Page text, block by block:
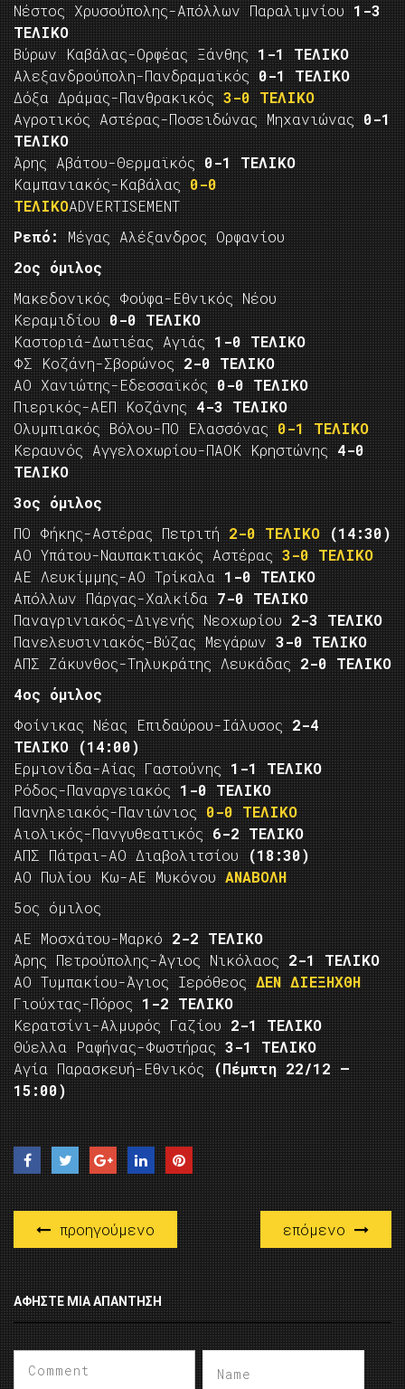
Νέστος Χρυσούπολης-Απόλλων Παραλιμνίου 1-3
ΤΕΛΙΚΟ
Βύρων Καβάλας-Ορφέας Ξάνθης 1-1 ΤΕΛΙΚΟ
Αλεξανδρούπολη-Πανδραμαϊκός 0-1 ΤΕΛΙΚΟ
Δόξα Δράμας-Πανθρακικός 3-0 ΤΕΛΙΚΟ
Αγροτικός Αστέρας-Ποσειδώνας Μηχανιώνας 0-1
ΤΕΛΙΚΟ
Άρης Αβάτου-Θερμαϊκός 0-1 ΤΕΛΙΚΟ
Καμπανιακός-Καβάλας 0-0
ΤΕΛΙΚΟADVERTISEMENT
Ρεπό: Μέγας Αλέξανδρος Ορφανίου
2ος όμιλος
Μακεδονικός Φούφα-Εθνικός Νέου
Κεραμιδίου 0-0 ΤΕΛΙΚΟ
Καστοριά-Δωτιέας Αγιάς 1-0 ΤΕΛΙΚΟ
ΦΣ Κοζάνη-Σβορώνος 2-0 ΤΕΛΙΚΟ
ΑΟ Χανιώτης-Εδεσσαϊκός 0-0 ΤΕΛΙΚΟ
Πιερικός-ΑΕΠ Κοζάνης 4-3 ΤΕΛΙΚΟ
Ολυμπιακός Βόλου-ΠΟ Ελασσόνας 0-1 ΤΕΛΙΚΟ
Κεραυνός Αγγελοχωρίου-ΠΑΟΚ Κρηστώνης 4-0
ΤΕΛΙΚΟ
3ος όμιλος
ΠΟ Φήκης-Αστέρας Πετριτή 2-0 ΤΕΛΙΚΟ
(14:30)
ΑΟ Υπάτου-Ναυπακτιακός Αστέρας 3-0 ΤΕΛΙΚΟ
ΑΕ Λευκίμμης-ΑΟ Τρίκαλα 1-0 ΤΕΛΙΚΟ
Απόλλων Πάργας-Χαλκίδα 7-0 ΤΕΛΙΚΟ
Παναγρινιακός-Διγενής Νεοχωρίου 2-3 ΤΕΛΙΚΟ
Πανελευσινιακός-Βύζας Μεγάρων 3-0 ΤΕΛΙΚΟ
ΑΠΣ Ζάκυνθος-Τηλυκράτης Λευκάδας 2-0 ΤΕΛΙΚΟ
4ος όμιλος
Φοίνικας Νέας Επιδαύρου-Ιάλυσος 2-4
ΤΕΛΙΚΟ
(14:00)
Ερμιονίδα-Αίας Γαστούνης 1-1 ΤΕΛΙΚΟ
Ρόδος-Παναργειακός 1-0 ΤΕΛΙΚΟ
Πανηλειακός-Πανιώνιος 0-0 ΤΕΛΙΚΟ
Αιολικός-Πανγυθεατικός 6-2 ΤΕΛΙΚΟ
ΑΠΣ Πάτραι-ΑΟ Διαβολιτσίου
(18:30)
ΑΟ Πυλίου Κω-ΑΕ Μυκόνου ΑΝΑΒΟΛΗ
5ος όμιλος
ΑΕ Μοσχάτου-Μαρκό 2-2 ΤΕΛΙΚΟ
Άρης Πετρούπολης-Άγιος Νικόλαος 2-1 ΤΕΛΙΚΟ
ΑΟ Τυμπακίου-Άγιος Ιερόθεος ΔΕΝ ΔΙΕΞΗΧΘΗ
Γιούχτας-Πόρος 1-2 ΤΕΛΙΚΟ
Κερατσίνι-Αλμυρός Γαζίου 2-1 ΤΕΛΙΚΟ
Θύελλα Ραφήνας-Φωστήρας 3-1 ΤΕΛΙΚΟ
Αγία Παρασκευή-Εθνικός
(Πέμπτη 22/12 –
15:00)
προηγούμενο επόμενο
ΑΦΉΣΤΕ ΜΙΑ ΑΠΆΝΤΗΣΗ